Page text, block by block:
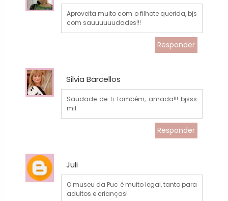
Aproveita muito com o filhote querida, bjs
com sauuuuuudades!!!
Responder
Silvia Barcellos
Saudade de ti também, amada!!! bjsss
mil
Responder
Juli
O museu da Puc é muito legal, tanto para
adultos e crianças!